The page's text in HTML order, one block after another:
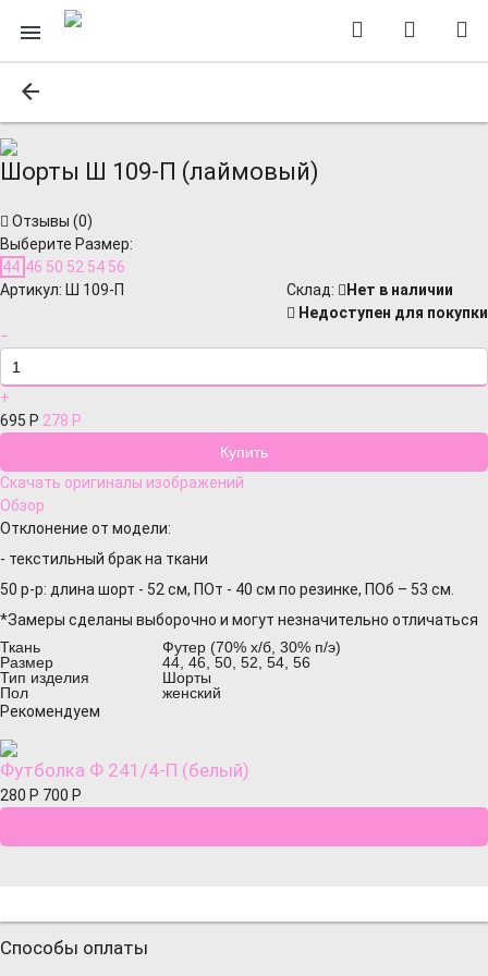
Шорты Ш 109-П (лаймовый)
Отзывы (0)
Выберите Размер:
44 46 50 52 54 56
Артикул: Ш 109-П Cклад:
Нет в наличии
Недоступен для покупки
−
+
695 Р 278 Р
Скачать оригиналы изображений
Обзор
Отклонение от модели:
- текстильный брак на ткани
50 р-р: длина шорт - 52 см, ПОт - 40 см по резинке, ПОб – 53 см.
*Замеры сделаны выборочно и могут незначительно отличаться
Ткань
Футер (70% х/б, 30% п/э)
Размер
44, 46, 50, 52, 54, 56
Тип изделия
Шорты
Пол
женский
Рекомендуем
Футболка Ф 241/4-П (белый)
280 Р 700 Р
Способы оплаты